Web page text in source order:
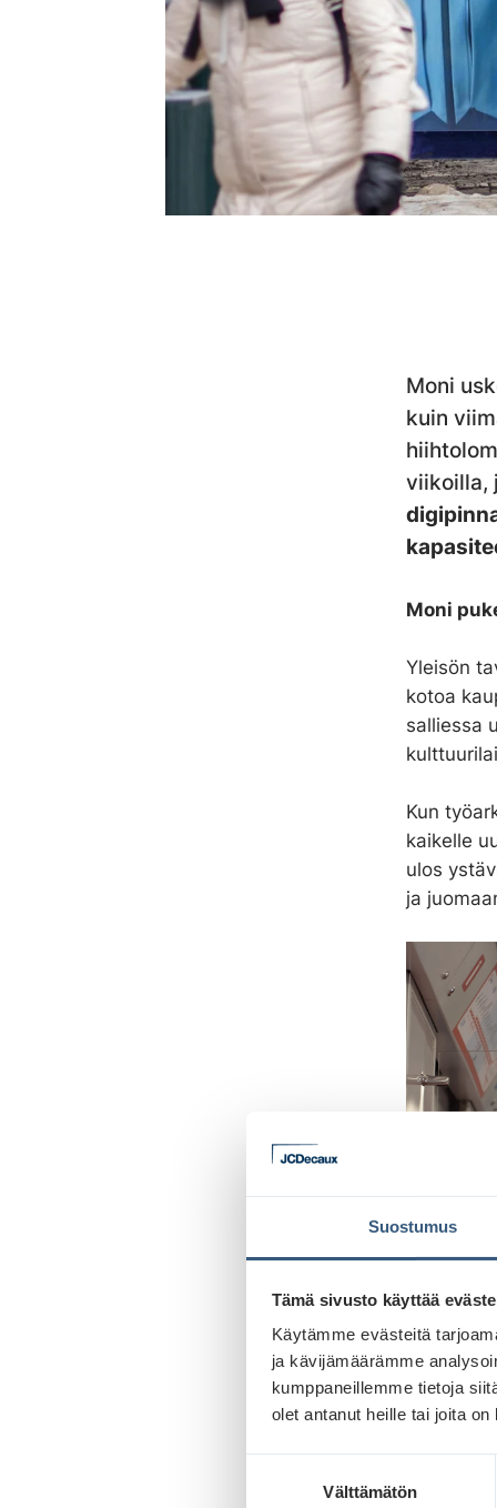
Suostumus
Tämä sivusto käyttää
Käytämme evästeitä
ja kävijämäärämme
kumppaneillemme tietoja
olet antanut heille tai joita
Välttämätön
Moni
kuin
viikoilla,
Moni
Yleisön
kotoa
salliessa
Kun
kaikelle
ulos
ja
Tavoita